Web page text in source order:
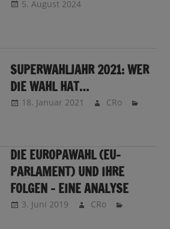
5. August 2024
SUPERWAHLJAHR 2021: WER
DIE WAHL HAT…
18. Januar 2021 CRo
DIE EUROPAWAHL (EU-
PARLAMENT) UND IHRE
FOLGEN – EINE ANALYSE
3. Juni 2019 CRo